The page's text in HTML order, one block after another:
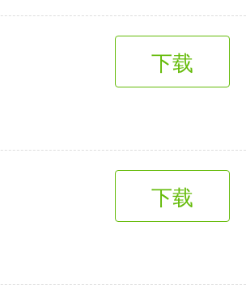
3千+款应用
下载
下载